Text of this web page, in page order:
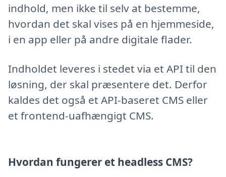
indhold, men ikke til selv at bestemme,
hvordan det skal vises på en hjemmeside,
i en app eller på andre digitale flader.
Indholdet leveres i stedet via et API til den
løsning, der skal præsentere det. Derfor
kaldes det også et API-baseret CMS eller
et frontend-uafhængigt CMS.
Hvordan fungerer et headless CMS?